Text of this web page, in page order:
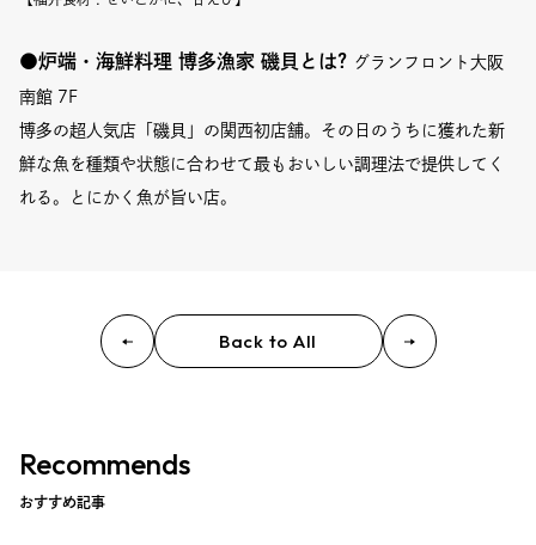
●炉端・海鮮料理 博多漁家 磯貝 とは? グランフロント大阪
南館 7F
博多の超人気店「磯貝」の関西初店舗。その日のうちに獲れた新
鮮な魚を種類や状態に合わせて最もおいしい調理法で提供してく
れる。とにかく魚が旨い店。
Back to All
Recommends
おすすめ記事